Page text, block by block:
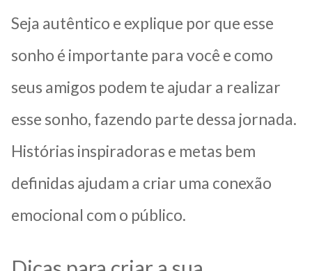
Seja autêntico e explique por que esse
sonho é importante para você e como
seus amigos podem te ajudar a realizar
esse sonho, fazendo parte dessa jornada.
Histórias inspiradoras e metas bem
definidas ajudam a criar uma conexão
emocional com o público.